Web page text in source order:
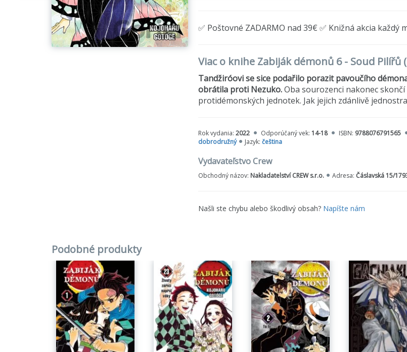
✅ Poštovné ZADARMO nad 39€ ✅ Knižná akcia každý
Viac o knihe Zabiják démonů 6 - Soud
Tandžiróovi se sice podařilo porazit pavoučího
obrátila proti Nezuko.Oba sourozenci nakonec
protidémonských jednotek. Jak jejich zdánlivě
Rok vydania: 2022 Odporúčaný vek: 14-18 ISBN: 9788076791565
dobrodružný
Jazyk: čeština
Vydavateľstvo Crew
Obchodný názov: Nakladatelství CREW s.r.o. Adresa: Čáslavská 15/
Našli ste chybu alebo škodlivý obsah? Napíšte nám
Podobné produkty